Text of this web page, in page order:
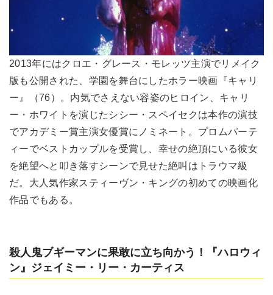
2013年にはクロエ・グレース・モレッツ主演でリメイク
版も公開された、学園を舞台にしたホラー映画『キャリ
ー』（76）。内気でさえない容姿のヒロイン、キャリ
ー・ホワイトを演じたシシー・スペイセクは本作の演技
でアカデミー賞主演女優賞にノミネート。プロムパーテ
ィーでベストカップルを受賞し、幸せの絶頂にいる彼女
を絶望へと叩き落すシーンで見せた絶叫はトラウマ級
だ。大人気作家スティーヴン・キングの初めての映画化
作品でもある。
殺人鬼ブギーマンに果敢に立ち向かう！『ハロウィ
ン』ジェイミー・リー・カーティス